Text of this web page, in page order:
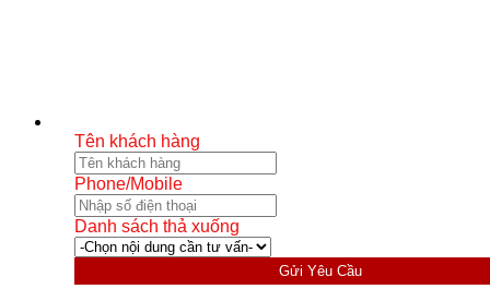
Tên khách hàng
Phone/Mobile
Danh sách thả xuống
Gửi Yêu Cầu